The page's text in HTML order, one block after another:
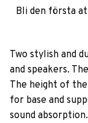
Bli den första
Two stylish and
and speakers.
The height of
for base and
sound